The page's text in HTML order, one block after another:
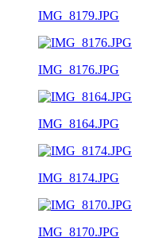
IMG_8179.JPG
IMG_8176.JPG
IMG_8164.JPG
IMG_8174.JPG
IMG_8170.JPG